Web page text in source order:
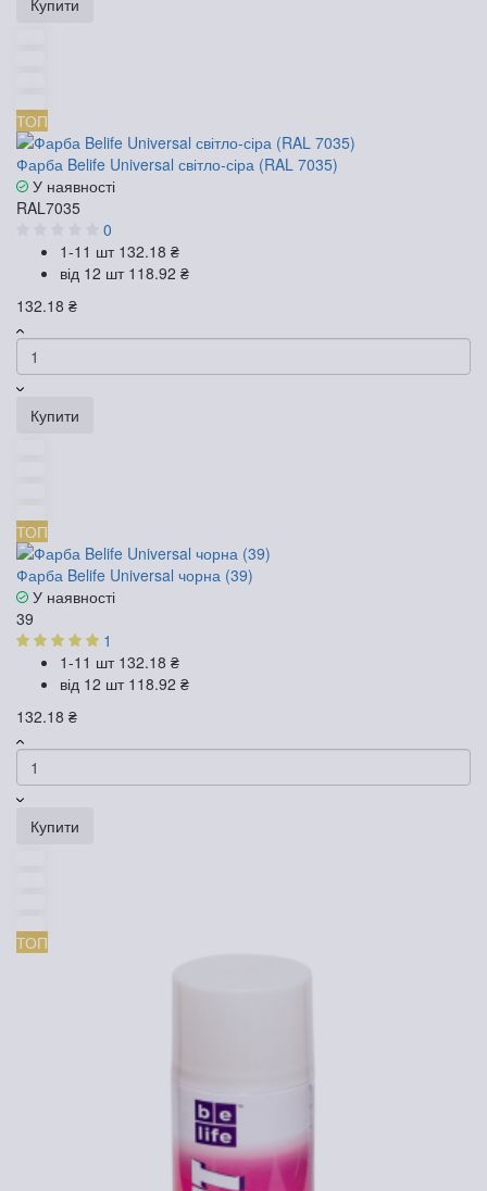
Купити
ТОП
Фарба Belife Universal світло-сіра (RAL 7035)
У наявності
RAL7035
0
1-11 шт 132.18 ₴
від 12 шт 118.92 ₴
132.18 ₴
Купити
ТОП
Фарба Belife Universal чорна (39)
У наявності
39
1
1-11 шт 132.18 ₴
від 12 шт 118.92 ₴
132.18 ₴
Купити
ТОП